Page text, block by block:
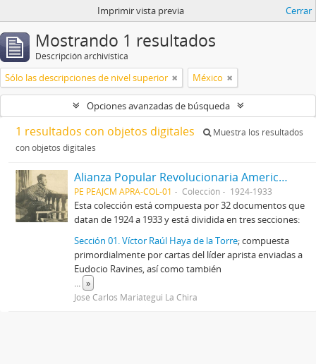
Imprimir vista previa Cerrar
Mostrando 1 resultados
Descripción archivística
Sólo las descripciones de nivel superior México
Opciones avanzadas de búsqueda
1 resultados con objetos digitales
Muestra los resultados
con objetos digitales
Alianza Popular Revolucionaria Americana-APRA (Colección)
PE PEAJCM APRA-COL-01 Colección 1924-1933
Esta colección está compuesta por 32 documentos que
datan de 1924 a 1933 y está dividida en tres secciones:
Sección 01. Víctor Raúl Haya de la Torre; compuesta
primordialmente por cartas del líder aprista enviadas a
Eudocio Ravines, así como también
... »
José Carlos Mariátegui La Chira